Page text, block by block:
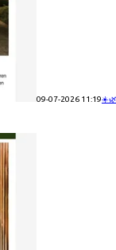
09-07-2026 11:19☀️🌿